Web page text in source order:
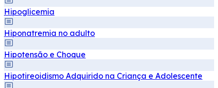
Hipoglicemia
Hiponatremia no adulto
Hipotensão e Choque
Hipotireoidismo Adquirido na Criança e Adolescente